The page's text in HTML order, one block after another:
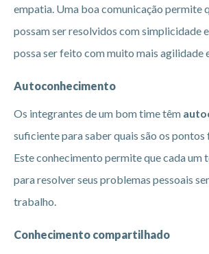
empatia. Uma boa comunicação permite
possam ser resolvidos com simplicidade
possa ser feito com muito mais agilidade
Autoconhecimento
Os integrantes de um bom time têm
suficiente para saber quais são os pontos
Este conhecimento permite que cada um
para resolver seus problemas pessoais
trabalho.
Conhecimento compartilhado